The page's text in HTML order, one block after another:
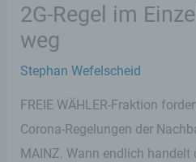
2G-Regel im
weg
Stephan Wefelscheid
FREIE WÄHLER-Fraktion
Corona-Regelungen der
MAINZ. Wann endlich handelt